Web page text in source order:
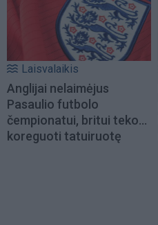
Laisvalaikis
Anglijai nelaimėjus
Pasaulio futbolo
čempionatui, britui teko...
koreguoti tatuiruotę